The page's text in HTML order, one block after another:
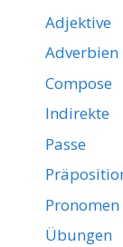
Adjektive
Adverbien
Compose
Indirekte
Passe
Pronomen
Übungen